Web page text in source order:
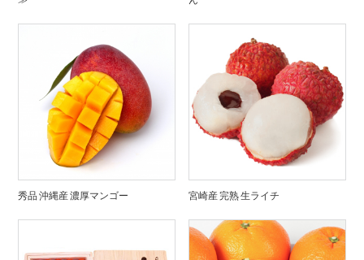
秀品 沖縄産 濃厚マンゴー 宮崎産 完熟 生ライチ